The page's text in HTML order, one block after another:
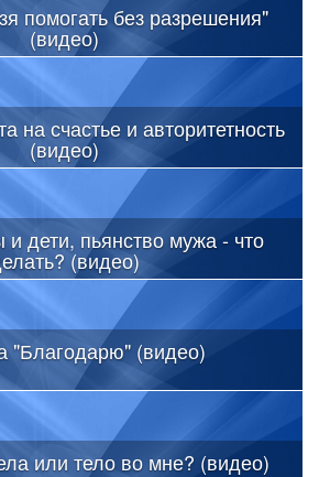
помогать без разрешения"
(видео)
на счастье и авторитетность
(видео)
дети, пьянство мужа - что
(видео)
"Благодарю" (видео)
или тело во мне? (видео)